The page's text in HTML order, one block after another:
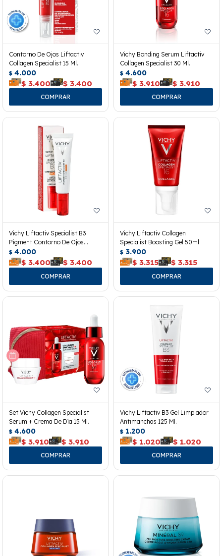
Contorno De Ojos Liftactiv
Collagen Specialist 15 Ml.
$ 4.000
$ 3.400 $ 3.400
Vichy Bonding Serum Liftactiv
Collagen Specialist 30 Ml.
$ 4.600
$ 3.910 $ 3.910
Vichy Liftactiv Specialist B3
Pigment Contorno De Ojos
Spf50+
$ 4.000
$ 3.400 $ 3.400
Vichy Liftactiv Collagen
Specialist Boosting Gel 50ml
$ 3.900
$ 3.315 $ 3.315
Set Vichy Collagen Specialist
Serum + Crema De Día 15 Ml.
$ 4.600
$ 3.910 $ 3.910
Vichy Liftactiv B3 Gel Limpiador
Antimanchas 125 Ml.
$ 1.200
$ 1.020 $ 1.020